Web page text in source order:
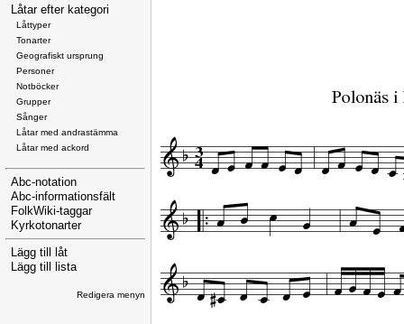
Låtar efter kategori
Låttyper
Tonarter
Geografiskt ursprung
Personer
Notböcker
Grupper
Sånger
Låtar med andrastämma
Låtar med ackord
Abc-notation
Abc-informationsfält
FolkWiki-taggar
Kyrkotonarter
Lägg till låt
Lägg till lista
Redigera menyn